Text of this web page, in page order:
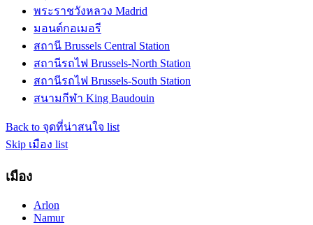
พระราชวังหลวง Madrid
มอนต์กอเมอรี
สถานี Brussels Central Station
สถานีรถไฟ Brussels-North Station
สถานีรถไฟ Brussels-South Station
สนามกีฬา King Baudouin
Back to จุดที่น่าสนใจ list
Skip เมือง list
เมือง
Arlon
Namur